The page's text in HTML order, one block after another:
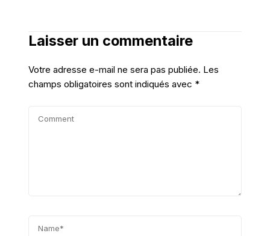
Laisser un commentaire
Votre adresse e-mail ne sera pas publiée. Les
champs obligatoires sont indiqués avec *